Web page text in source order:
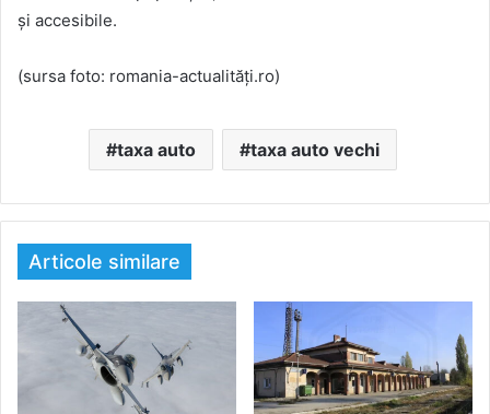
și accesibile.
(sursa foto: romania-actualități.ro)
taxa auto taxa auto vechi
Articole similare